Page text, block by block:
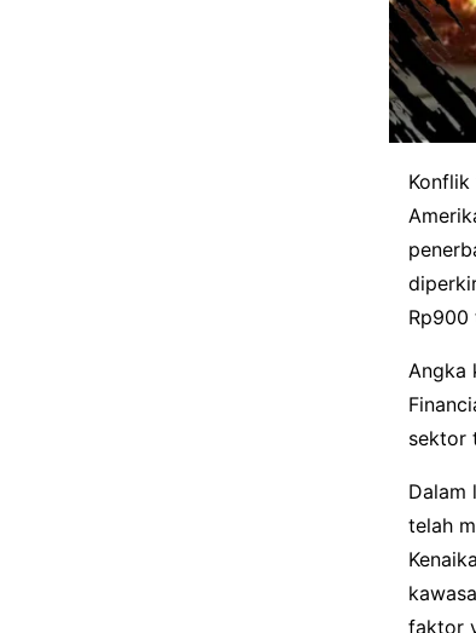
Rp900
Angka
sektor
Dalam
telah
faktor